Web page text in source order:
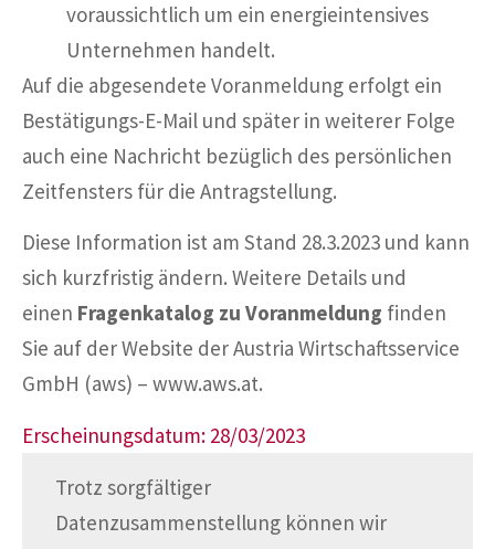
voraussichtlich um ein energieintensives
Unternehmen handelt.
Auf die abgesendete Voranmeldung erfolgt ein
Bestätigungs-E-Mail und später in weiterer Folge
auch eine Nachricht bezüglich des persönlichen
Zeitfensters für die Antragstellung.
Diese Information ist am Stand 28.3.2023 und kann
sich kurzfristig ändern. Weitere Details und
einen Fragenkatalog zu Voranmeldung finden
Sie auf der Website der Austria Wirtschaftsservice
GmbH (aws) – www.aws.at.
Erscheinungsdatum: 28/03/2023
Trotz sorgfältiger
Datenzusammenstellung können wir